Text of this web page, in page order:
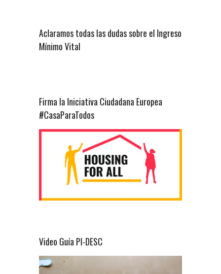
Aclaramos todas las dudas sobre el Ingreso
Mínimo Vital
Firma la Iniciativa Ciudadana Europea
#CasaParaTodos
Video Guía PI-DESC